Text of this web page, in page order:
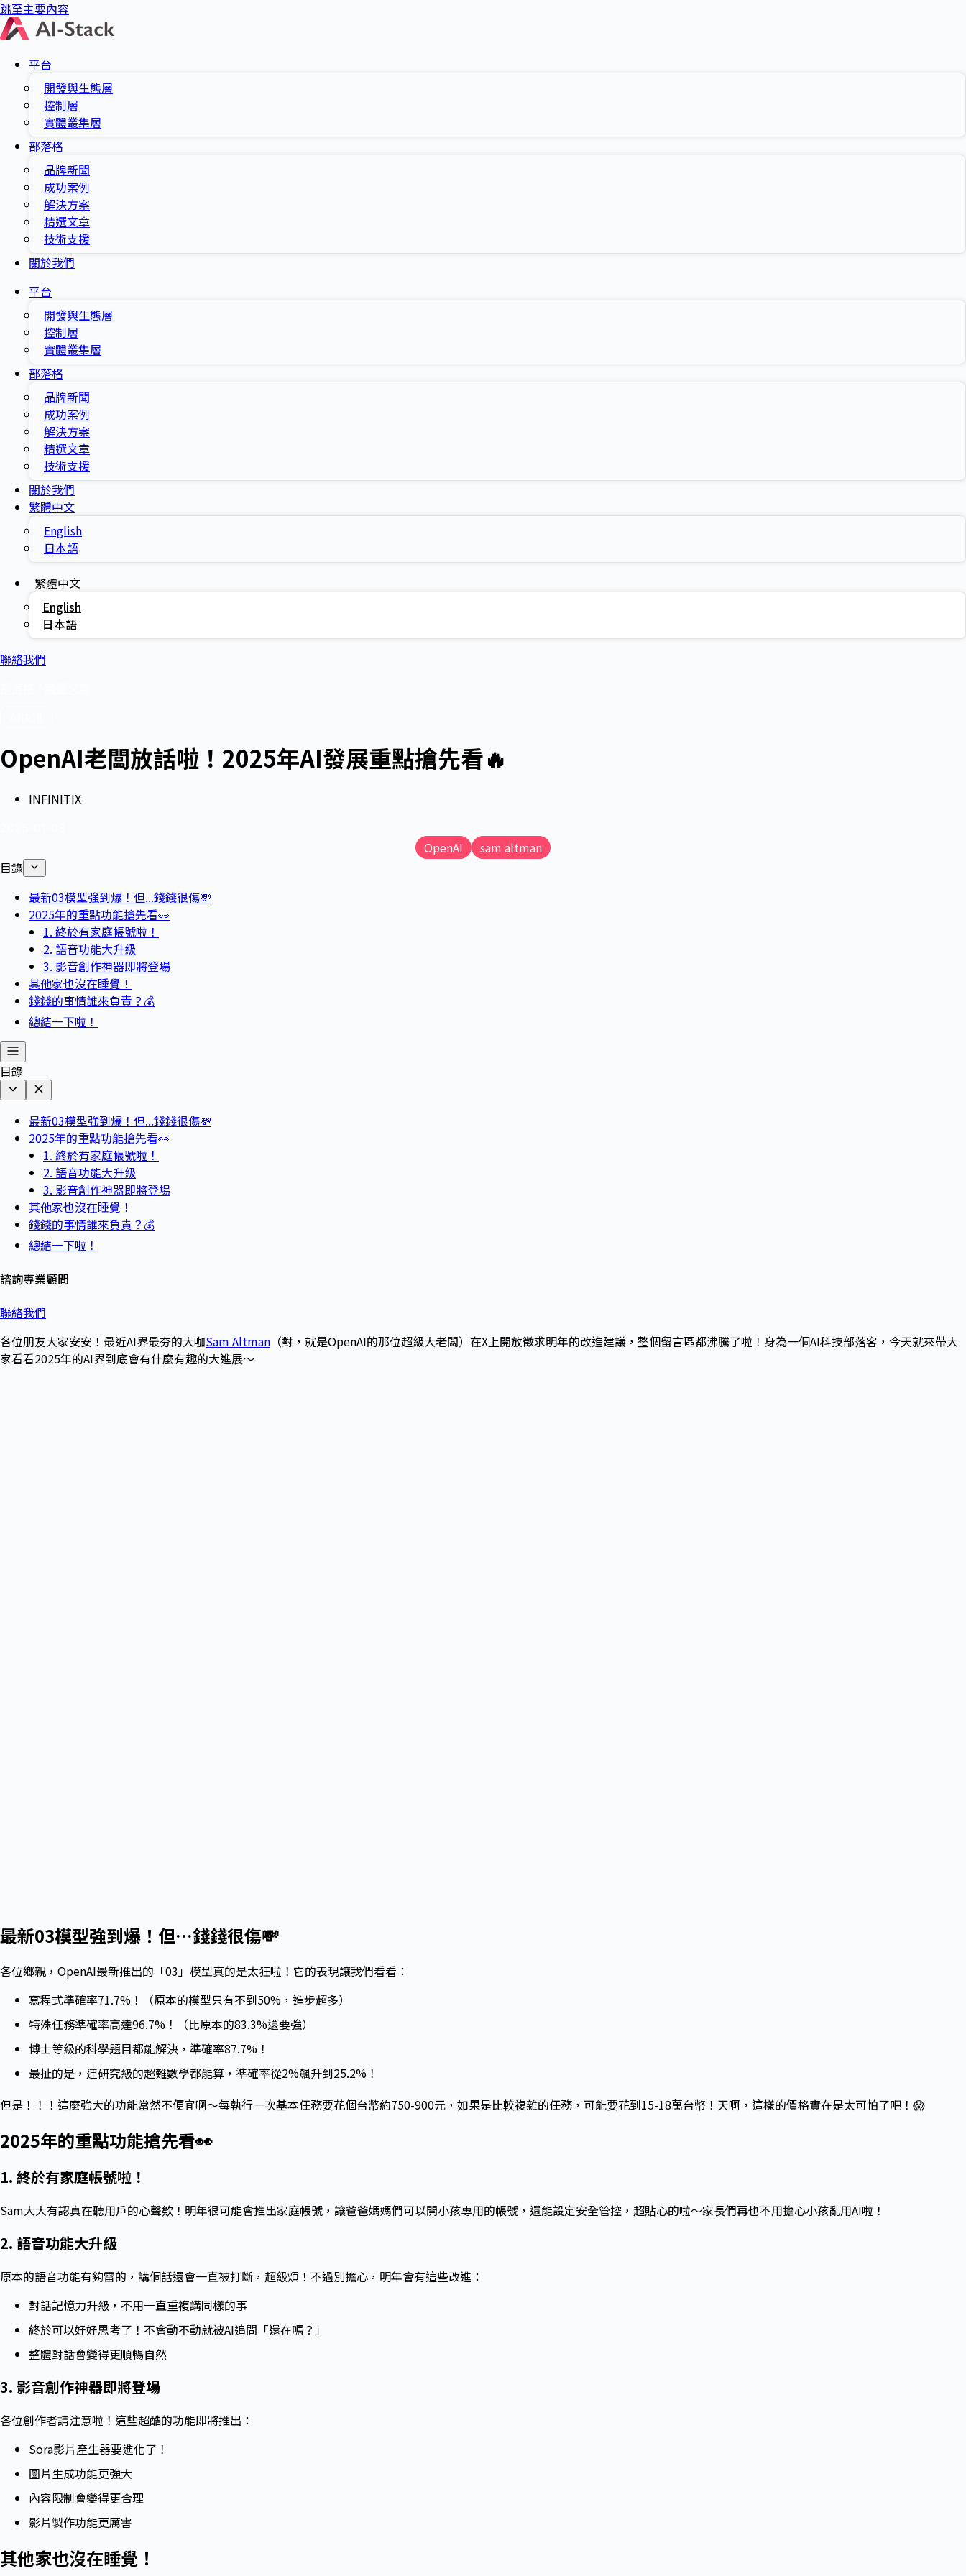
跳至主要內容
平台
開發與生態層
控制層
實體叢集層
部落格
品牌新聞
成功案例
解決方案
精選文章
技術支援
關於我們
平台
開發與生態層
控制層
實體叢集層
部落格
品牌新聞
成功案例
解決方案
精選文章
技術支援
關於我們
繁體中文
English
日本語
繁體中文
English
日本語
聯絡我們
OpenAI老闆放話啦！2025年AI發展重點搶先看🔥
INFINITIX
OpenAI
sam altman
目錄
最新03模型強到爆！但...錢錢很傷💸
2025年的重點功能搶先看👀
1. 終於有家庭帳號啦！
2. 語音功能大升級
3. 影音創作神器即將登場
其他家也沒在睡覺！
錢錢的事情誰來負責？💰
總結一下啦！
目錄
最新03模型強到爆！但...錢錢很傷💸
2025年的重點功能搶先看👀
1. 終於有家庭帳號啦！
2. 語音功能大升級
3. 影音創作神器即將登場
其他家也沒在睡覺！
錢錢的事情誰來負責？💰
總結一下啦！
諮詢專業顧問
聯絡我們
各位朋友大家安安！最近AI界最夯的大咖Sam Altman （對，就是OpenAI的那位超級大老闆）在X上開放徵求明年的改進建議，整個留言區都沸騰了啦！身為一個AI科技部落客，今天就來帶大
家看看2025年的AI界到底會有什麼有趣的大進展～
最新03模型強到爆！但…錢錢很傷💸
各位鄉親，OpenAI最新推出的「03」模型真的是太狂啦！它的表現讓我們看看：
寫程式準確率71.7%！（原本的模型只有不到50%，進步超多）
特殊任務準確率高達96.7%！（比原本的83.3%還要強）
博士等級的科學題目都能解決，準確率87.7%！
最扯的是，連研究級的超難數學都能算，準確率從2%飆升到25.2%！
但是！！！這麼強大的功能當然不便宜啊～每執行一次基本任務要花個台幣約750-900元，如果是比較複雜的任務，可能要花到15-18萬台幣！天啊，這樣的價格實在是太可怕了吧！😱
2025年的重點功能搶先看👀
1. 終於有家庭帳號啦！
Sam大大有認真在聽用戶的心聲欸！明年很可能會推出家庭帳號，讓爸爸媽媽們可以開小孩專用的帳號，還能設定安全管控，超貼心的啦～家長們再也不用擔心小孩亂用AI啦！
2. 語音功能大升級
原本的語音功能有夠雷的，講個話還會一直被打斷，超級煩！不過別擔心，明年會有這些改進：
對話記憶力升級，不用一直重複講同樣的事
終於可以好好思考了！不會動不動就被AI追問「還在嗎？」
整體對話會變得更順暢自然
3. 影音創作神器即將登場
各位創作者請注意啦！這些超酷的功能即將推出：
Sora影片產生器要進化了！
圖片生成功能更強大
內容限制會變得更合理
影片製作功能更厲害
其他家也沒在睡覺！